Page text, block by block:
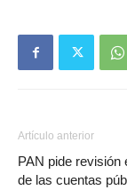
Artículo anterior
PAN pide revisión
de las cuentas